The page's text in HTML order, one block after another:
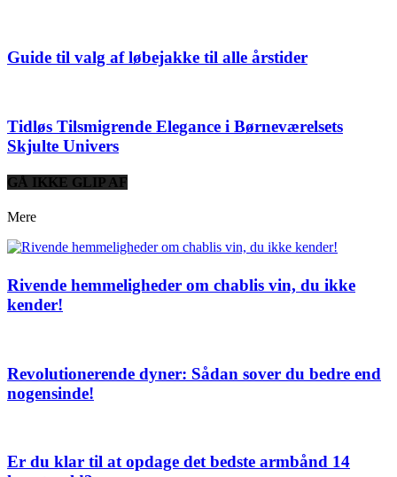
Guide til valg af løbejakke til alle årstider
Tidløs Tilsmigrende Elegance i Børneværelsets
Skjulte Univers
GÅ IKKE GLIP AF
Mere
Rivende hemmeligheder om chablis vin, du ikke
kender!
Revolutionerende dyner: Sådan sover du bedre end
nogensinde!
Er du klar til at opdage det bedste armbånd 14